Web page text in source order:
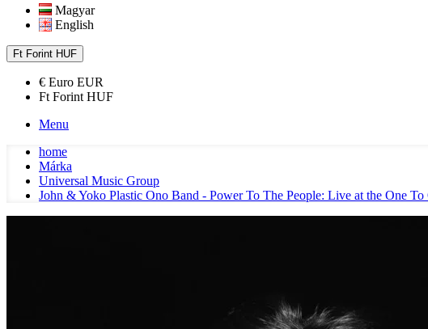
Magyar
English
Ft Forint HUF
€ Euro EUR
Ft Forint HUF
Menu
home
Márka
Universal Music Group
John & Yoko Plastic Ono Band - Power To The People: Live at the One